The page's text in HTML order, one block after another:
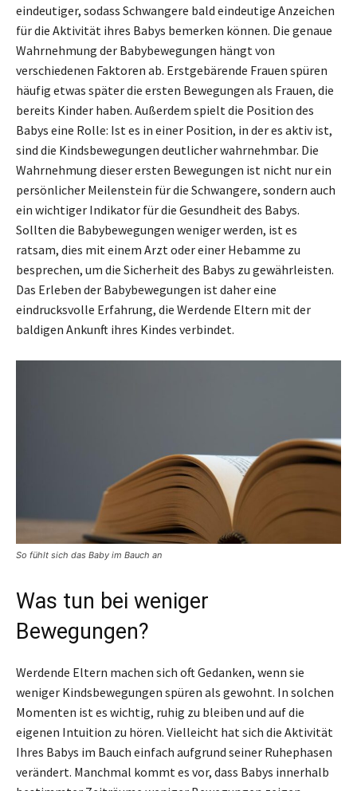
eindeutiger, sodass Schwangere bald eindeutige Anzeichen
für die Aktivität ihres Babys bemerken können. Die genaue
Wahrnehmung der Babybewegungen hängt von
verschiedenen Faktoren ab. Erstgebärende Frauen spüren
häufig etwas später die ersten Bewegungen als Frauen, die
bereits Kinder haben. Außerdem spielt die Position des
Babys eine Rolle: Ist es in einer Position, in der es aktiv ist,
sind die Kindsbewegungen deutlicher wahrnehmbar. Die
Wahrnehmung dieser ersten Bewegungen ist nicht nur ein
persönlicher Meilenstein für die Schwangere, sondern auch
ein wichtiger Indikator für die Gesundheit des Babys.
Sollten die Babybewegungen weniger werden, ist es
ratsam, dies mit einem Arzt oder einer Hebamme zu
besprechen, um die Sicherheit des Babys zu gewährleisten.
Das Erleben der Babybewegungen ist daher eine
eindrucksvolle Erfahrung, die Werdende Eltern mit der
baldigen Ankunft ihres Kindes verbindet.
So fühlt sich das Baby im Bauch an
Was tun bei weniger
Bewegungen?
Werdende Eltern machen sich oft Gedanken, wenn sie
weniger Kindsbewegungen spüren als gewohnt. In solchen
Momenten ist es wichtig, ruhig zu bleiben und auf die
eigenen Intuition zu hören. Vielleicht hat sich die Aktivität
Ihres Babys im Bauch einfach aufgrund seiner Ruhephasen
verändert. Manchmal kommt es vor, dass Babys innerhalb